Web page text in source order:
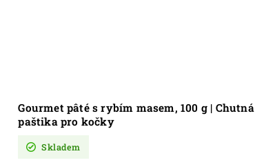
Gourmet pâté s rybím masem, 100 g | Chutná
paštika pro kočky
Skladem